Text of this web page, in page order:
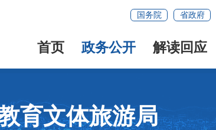
国务院 省政府
首页 政务公开 解读回应
育文体旅游局